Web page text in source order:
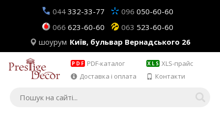
044 332-33-77 096 050-60-60
066 623-60-60 063 523-60-60
шоурум Київ, бульвар Вернадського 26
PDF PDF-каталог XLS XLS-прайс
Доставка і оплата
Контакти